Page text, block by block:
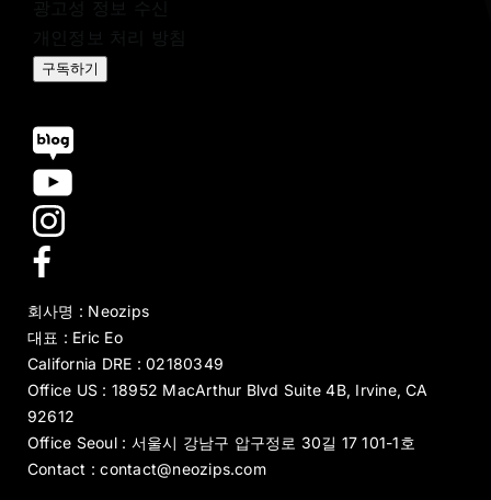
구독하기
회사명 : Neozips
대표 : Eric Eo
California DRE : 02180349
Office US : 18952 MacArthur Blvd Suite 4B, Irvine, CA
92612
Office Seoul : 서울시 강남구 압구정로 30길 17 101-1호
Contact : contact@neozips.com